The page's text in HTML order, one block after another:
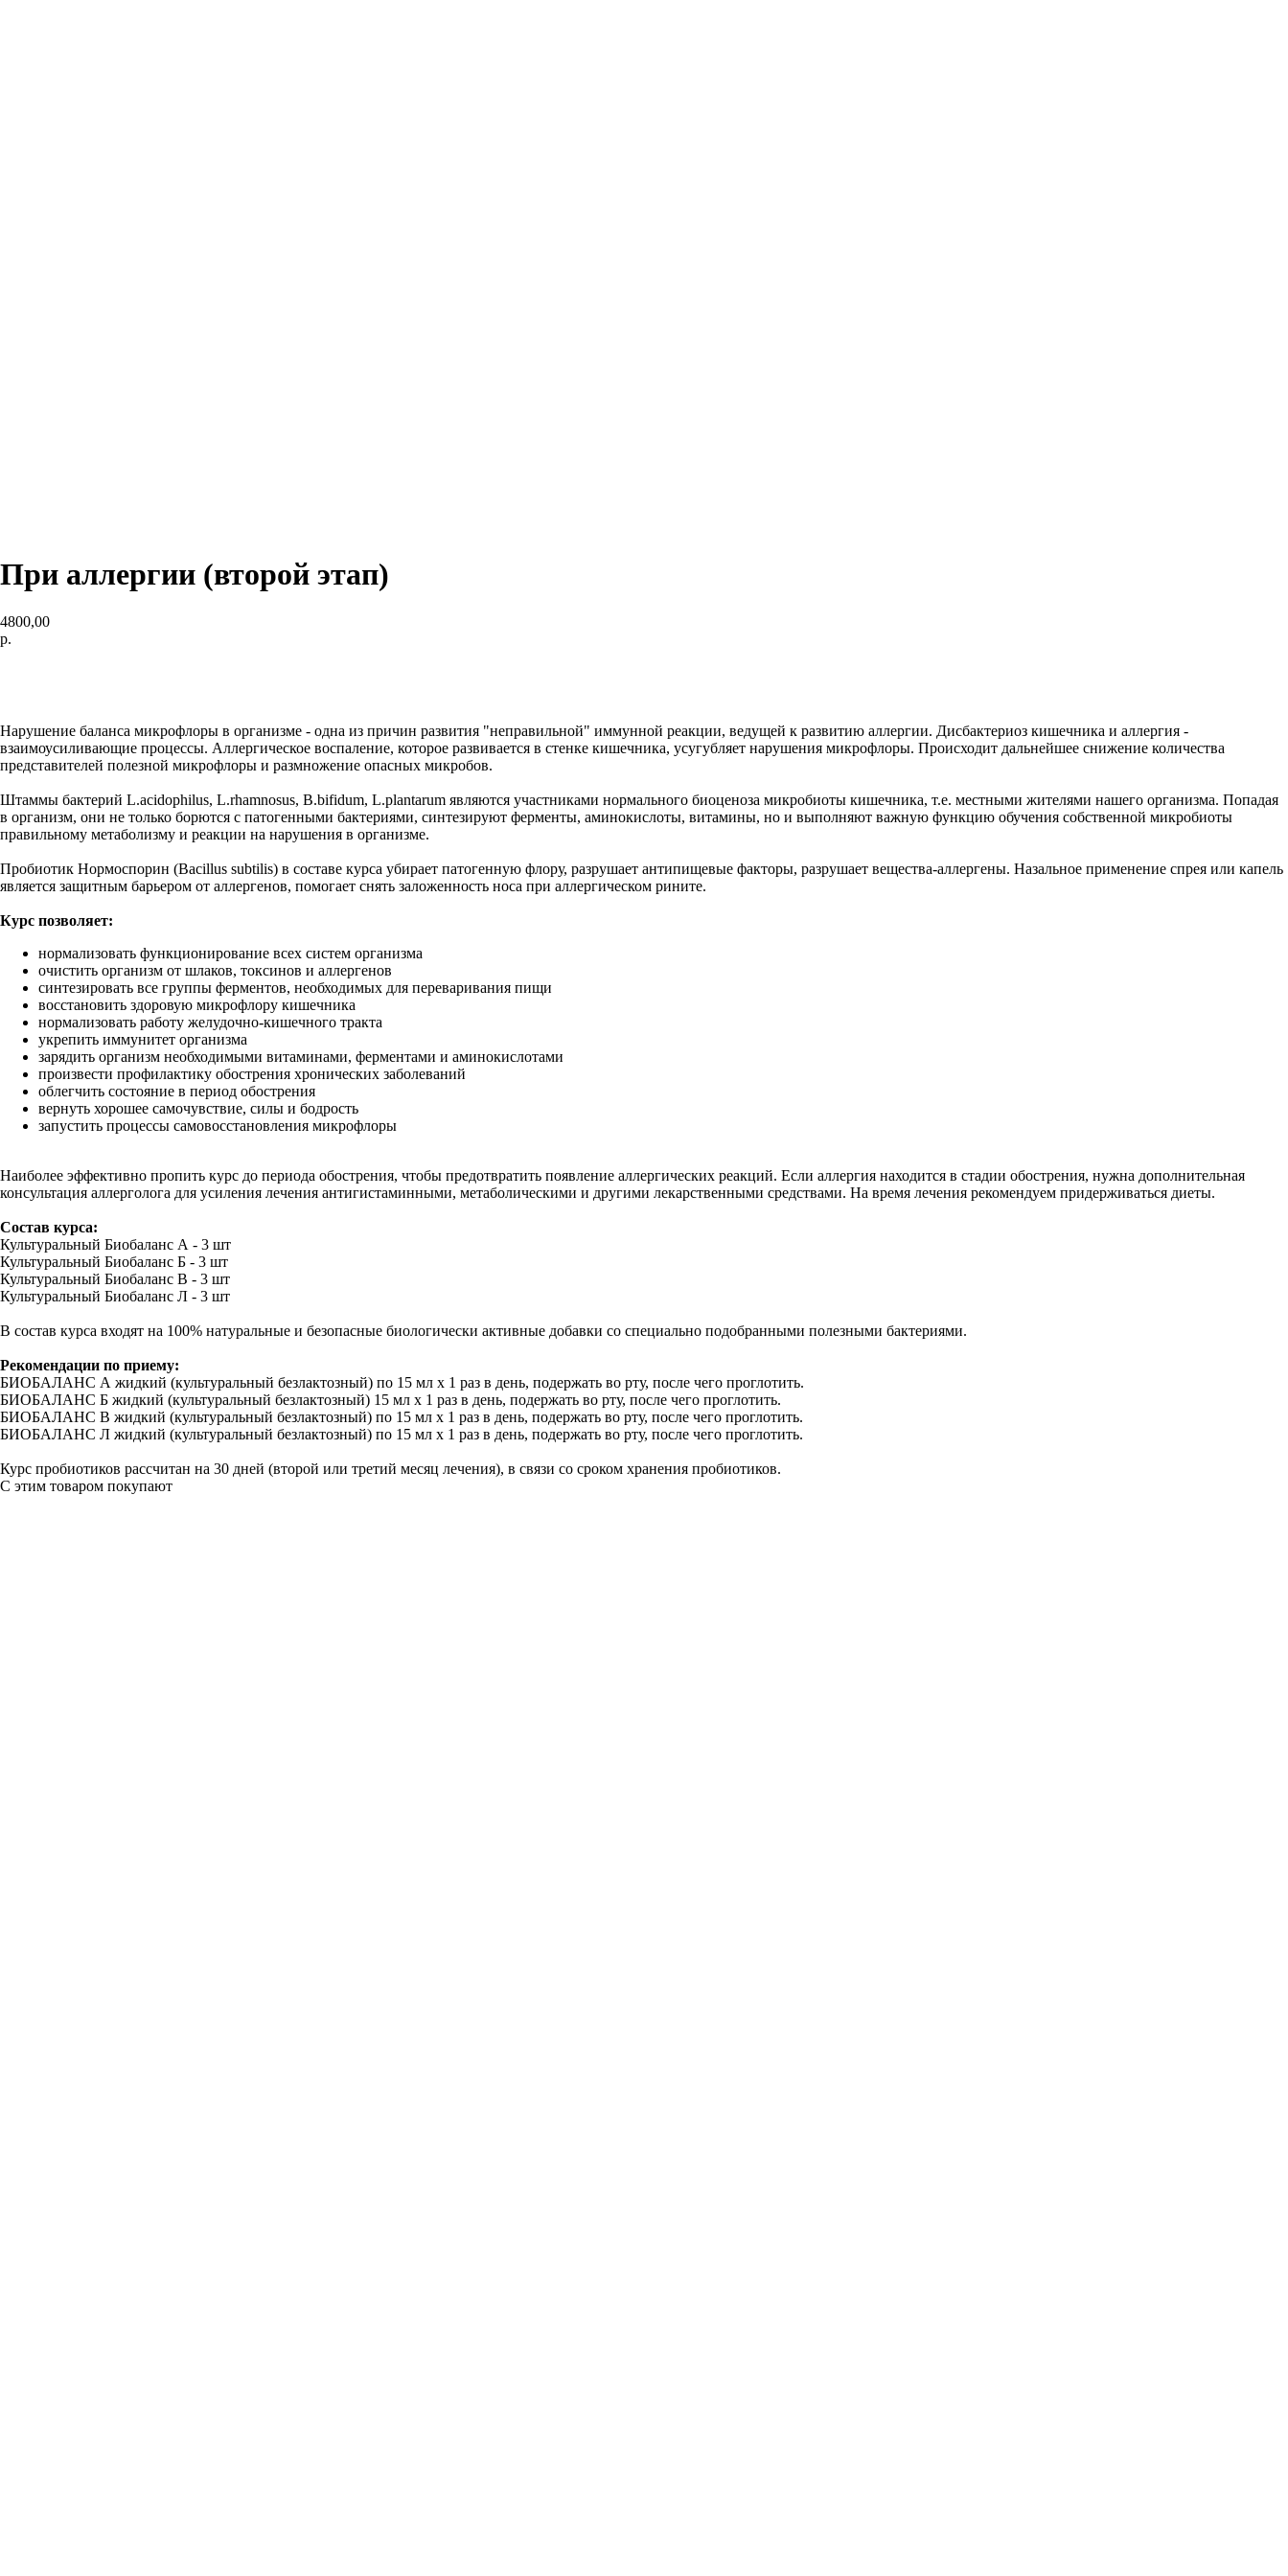
При аллергии (второй этап)
4800,00
р.
Нарушение баланса микрофлоры в организме - одна из причин развития "неправильной" иммунной реакции, ведущей к развитию аллергии. Дисбактериоз кишечника и аллергия -
взаимоусиливающие процессы. Аллергическое воспаление, которое развивается в стенке кишечника, усугубляет нарушения микрофлоры. Происходит дальнейшее снижение количества
представителей полезной микрофлоры и размножение опасных микробов.
Штаммы бактерий L.acidophilus, L.rhamnosus, B.bifidum, L.plantarum являются участниками нормального биоценоза микробиоты кишечника, т.е. местными жителями нашего организма. Попадая
в организм, они не только борются с патогенными бактериями, синтезируют ферменты, аминокислоты, витамины, но и выполняют важную функцию обучения собственной микробиоты
правильному метаболизму и реакции на нарушения в организме.
Пробиотик Нормоспорин (Bacillus subtilis) в составе курса убирает патогенную флору, разрушает антипищевые факторы, разрушает вещества-аллергены. Назальное применение спрея или капель
является защитным барьером от аллергенов, помогает снять заложенность носа при аллергическом рините.
Курс позволяет:
нормализовать функционирование всех систем организма
очистить организм от шлаков, токсинов и аллергенов
синтезировать все группы ферментов, необходимых для переваривания пищи
восстановить здоровую микрофлору кишечника
нормализовать работу желудочно-кишечного тракта
укрепить иммунитет организма
зарядить организм необходимыми витаминами, ферментами и аминокислотами
произвести профилактику обострения хронических заболеваний
облегчить состояние в период обострения
вернуть хорошее самочувствие, силы и бодрость
запустить процессы самовосстановления микрофлоры
Наиболее эффективно пропить курс до периода обострения, чтобы предотвратить появление аллергических реакций. Если аллергия находится в стадии обострения, нужна дополнительная
консультация аллерголога для усиления лечения антигистаминными, метаболическими и другими лекарственными средствами. На время лечения рекомендуем придерживаться диеты.
Состав курса:
Культуральный Биобаланс А - 3 шт
Культуральный Биобаланс Б - 3 шт
Культуральный Биобаланс В - 3 шт
Культуральный Биобаланс Л - 3 шт
В состав курса входят на 100% натуральные и безопасные биологически активные добавки со специально подобранными полезными бактериями.
Рекомендации по приему:
БИОБАЛАНС А жидкий (культуральный безлактозный) по 15 мл х 1 раз в день, подержать во рту, после чего проглотить.
БИОБАЛАНС Б жидкий (культуральный безлактозный) 15 мл х 1 раз в день, подержать во рту, после чего проглотить.
БИОБАЛАНС В жидкий (культуральный безлактозный) по 15 мл х 1 раз в день, подержать во рту, после чего проглотить.
БИОБАЛАНС Л жидкий (культуральный безлактозный) по 15 мл х 1 раз в день, подержать во рту, после чего проглотить.
Курс пробиотиков рассчитан на 30 дней (второй или третий месяц лечения), в связи со сроком хранения пробиотиков.
С этим товаром покупают